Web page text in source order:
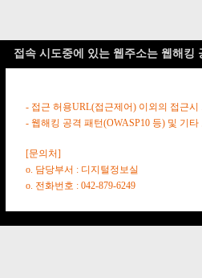
접속 시도중에 있는 웹주소는 웹해킹
- 접근 허용URL(접근제어) 이외의 접근시
- 웹해킹 공격 패턴(OWASP10 등) 및 기
[문의처]
o. 담당부서 : 디지털정보실
o. 전화번호 : 042-879-6249